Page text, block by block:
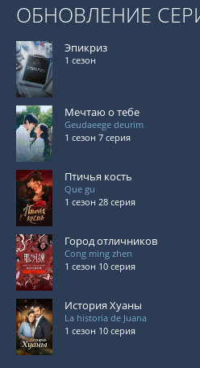
ОБНОВЛЕНИЕ
Эпикриз
1 сезон
Мечтаю о тебе
Geudaeege deurim
1 сезон 7 серия
Птичья кость
Que gu
1 сезон 28 серия
Город отличников
Cong ming zhen
1 сезон 10 серия
История Хуаны
La historia de Juana
1 сезон 10 серия